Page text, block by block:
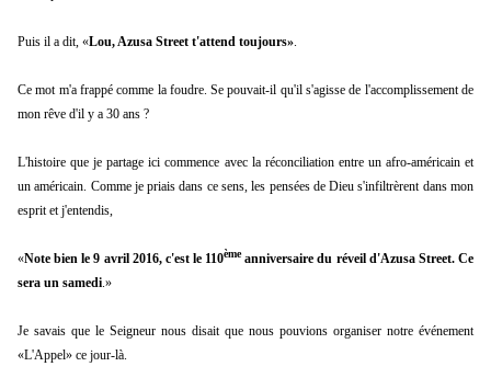
Puis il a dit, «Lou, Azusa Street t'attend toujours».
Ce mot m'a frappé comme la foudre. Se pouvait-il qu'il s'agisse de l'accomplissement de
mon rêve d'il y a 30 ans ?
L'histoire que je partage ici commence avec la réconciliation entre un afro-américain et
un américain. Comme je priais dans ce sens, les pensées de Dieu s'infiltrèrent dans mon
esprit et j'entendis,
«Note bien le 9 avril 2016, c'est le 110èmeanniversaire du réveil d'Azusa Street. Ce
sera un samedi.»
Je savais que le Seigneur nous disait que nous pouvions organiser notre événement
«L'Appel» ce jour-là.